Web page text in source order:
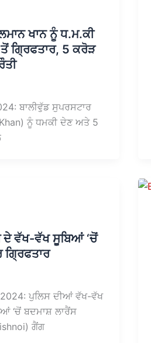
ਖਾਨ ਨੂੰ ਧ.ਮ.ਕੀ
ਗ੍ਰਿਫਤਾਰ, 5 ਕਰੋੜ
ਬਾਲੀਵੁੱਡ ਸੁਪਰਸਟਾਰ
ਨੂੰ ਧਮਕੀ ਦੇਣ ਅਤੇ 5
ਦੇ ਵੱਖ-ਵੱਖ ਸੂਬਿਆਂ ‘ਚੋਂ
ਪੁਲਿਸ ਦੀਆਂ ਵੱਖ-ਵੱਖ
‘ਚੋਂ ਬਦਮਾਸ਼ ਲਾਰੈਂਸ
ਗੈਂਗ